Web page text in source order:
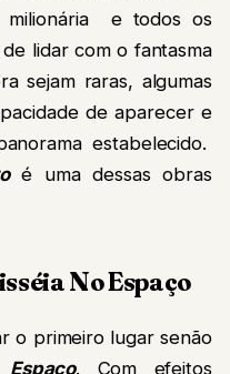
milionária e todos os
lidar com o fantasma
sejam raras, algumas
de aparecer e
estabelecido.
é uma dessas obras
No Espaço
o primeiro lugar senão
. Com efeitos